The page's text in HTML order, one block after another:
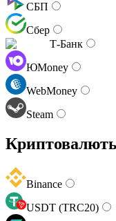
СБП
Сбер
Т-Банк
ЮMoney
WebMoney
Steam
Binance
USDT (TRC20)